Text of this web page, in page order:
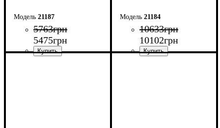
21187
5763грн
5475грн
21184
10633грн
10102грн